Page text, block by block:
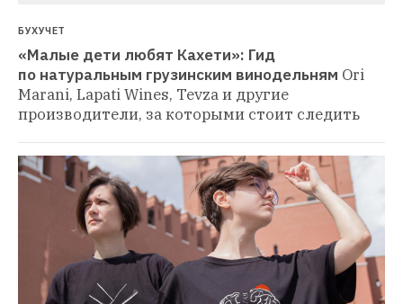
БУХУЧЕТ
«Малые дети любят Кахети»: Гид
по натуральным грузинским винодельням Ori
Marani, Lapati Wines, Tevza и другие
производители, за которыми стоит следить